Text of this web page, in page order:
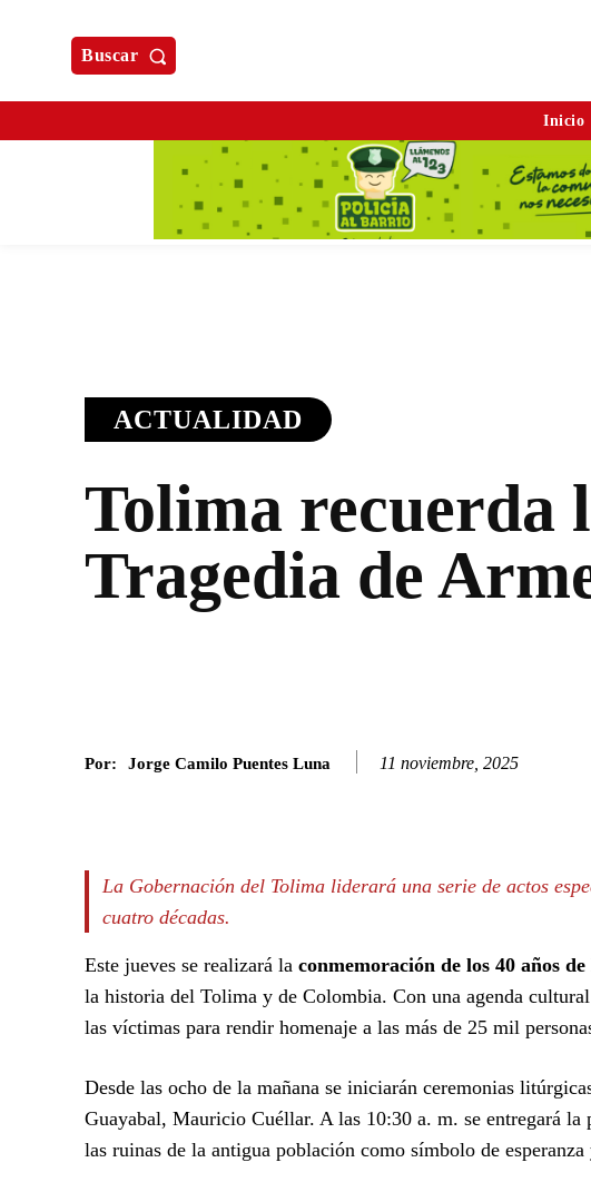
Buscar
Inicio
ACTUALIDAD
Tolima recuerda
Tragedia de
Por: Jorge Camilo Puentes Luna 11 noviembre, 2025
La Gobernación del Tolima liderará una serie de actos
cuatro décadas.
Este jueves se realizará la conmemoración de los 40 años
la historia del Tolima y de Colombia. Con una agenda
las víctimas para rendir homenaje a las más de 25 mil
Desde las ocho de la mañana se iniciarán ceremonias
Guayabal, Mauricio Cuéllar. A las 10:30 a. m. se entregará
las ruinas de la antigua población como símbolo de